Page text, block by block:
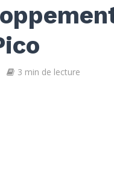
3 min de lecture